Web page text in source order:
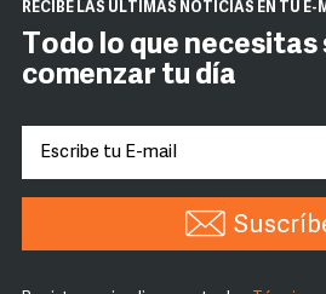
RECIBE LAS ÚLTIMAS NOTICIAS EN TU E-
Todo lo que necesitas
comenzar tu día